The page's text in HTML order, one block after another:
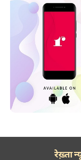
रेख़्ता